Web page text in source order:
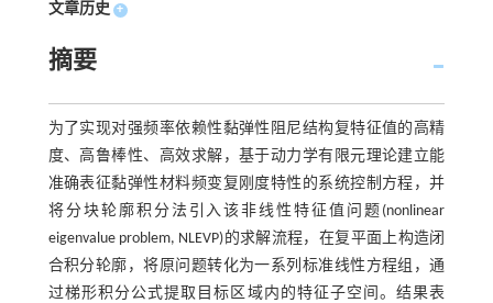
文章历史 +
摘要
为了实现对强频率依赖性黏弹性阻尼结构复特征值的高精
度、高鲁棒性、高效求解，基于动力学有限元理论建立能
准确表征黏弹性材料频变复刚度特性的系统控制方程，并
将分块轮廓积分法引入该非线性特征值问题(nonlinear
eigenvalue problem, NLEVP)的求解流程，在复平面上构造闭
合积分轮廓，将原问题转化为一系列标准线性方程组，通
过梯形积分公式提取目标区域内的特征子空间。结果表